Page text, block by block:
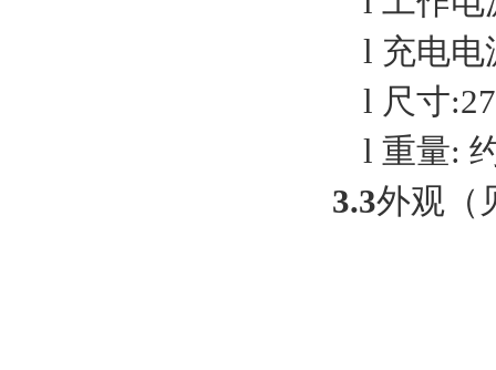
l 充电电
l 尺寸
l 重量:
3.3外观（